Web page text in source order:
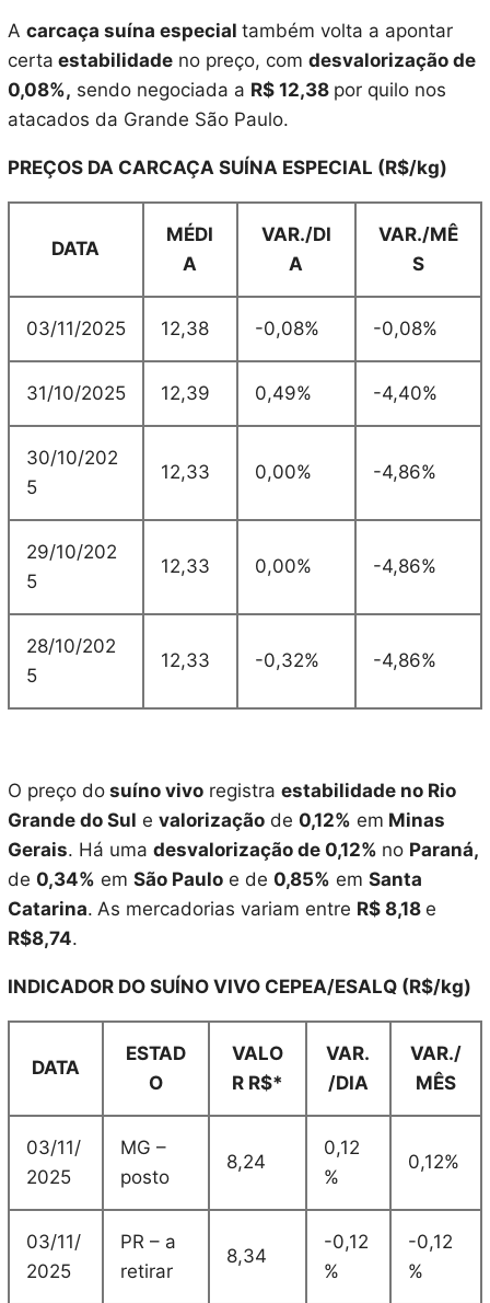
A carcaça suína especial também volta a apontar
certa estabilidadeno preço, com desvalorização de
0,08%, sendo negociada a R$ 12,38 por quilo nos
atacados da Grande São Paulo.
PREÇOS DA CARCAÇA SUÍNA ESPECIAL (R$/kg)
DATA
MÉDI
A
VAR./DI
A
VAR./MÊ
S
03/11/2025 12,38 -0,08% -0,08%
31/10/2025 12,39 0,49% -4,40%
30/10/202
5
12,33 0,00% -4,86%
29/10/202
5
12,33 0,00% -4,86%
28/10/202
5
12,33 -0,32% -4,86%
O preço dosuíno vivoregistra estabilidade no Rio
Grande do Sul e valorizaçãode 0,12% em Minas
Gerais. Há uma desvalorização de 0,12% no Paraná,
de 0,34% em São Pauloe de 0,85% em Santa
Catarina. As mercadorias variam entre R$ 8,18 e
R$8,74.
INDICADOR DO SUÍNO VIVO CEPEA/ESALQ (R$/kg)
DATA
ESTAD
O
VALO
R R$*
VAR.
/DIA
VAR./
MÊS
03/11/
2025
MG –
posto
8,24
0,12
%
0,12%
03/11/
2025
PR – a
retirar
8,34
-0,12
%
-0,12
%